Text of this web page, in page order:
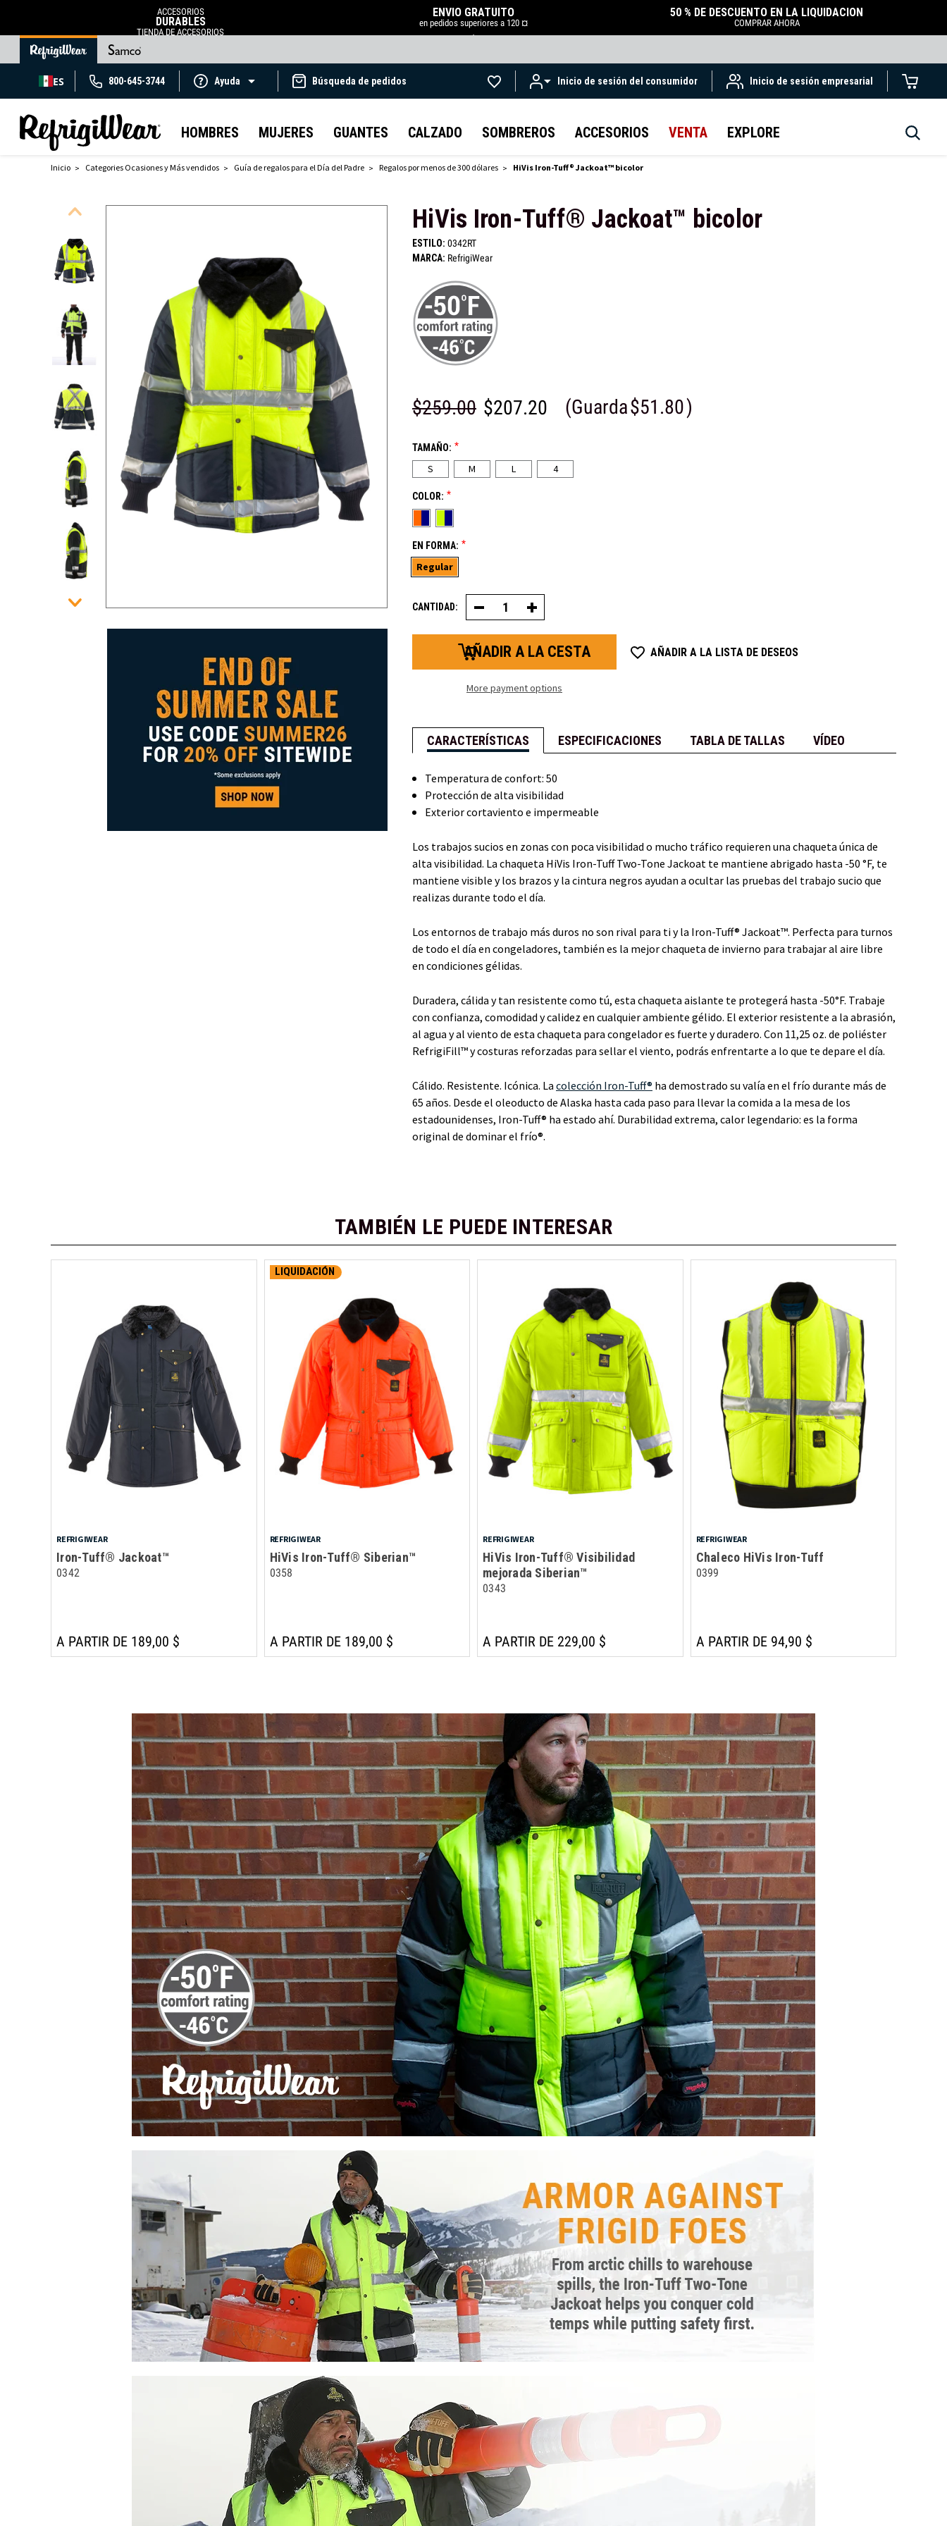
ACCESORIOS
DURABLES
TIENDA DE ACCESORIOS
ENVÍO GRATUITO
en pedidos superiores a 120 ¤
.
50 % DE DESCUENTO EN LA LIQUIDACIÓN
COMPRAR AHORA
ES 800-645-3744 Ayuda Búsqueda de pedidos Inicio de sesión del consumidor Inicio de sesión empresarial
HOMBRES MUJERES GUANTES CALZADO SOMBREROS ACCESORIOS VENTA EXPLORE
Inicio Categories Ocasiones y Más vendidos Guía de regalos para el Día del Padre Regalos por menos de 300 dólares HiVis Iron-Tuff® Jackoat™ bicolor
HiVis Iron-Tuff® Jackoat™ bicolor
ESTILO: 0342RT
MARCA: RefrigiWear
$259.00 $207.20 (Guarda$51.80)
TAMAÑO: *
S M L 4
COLOR: *
EN FORMA: *
Regular
CANTIDAD: Disminuir
la
cantidad
de
HiVis
Tuff®
Tone
Aumentar
la
cantidad
HiVis
Tuff®
Tone
More payment options
AÑADIR A LA LISTA DE DESEOS
CARACTERÍSTICAS ESPECIFICACIONES TABLA DE TALLAS VÍDEO
Temperatura de confort: 50
Protección de alta visibilidad
Exterior cortaviento e impermeable
Los trabajos sucios en zonas con poca visibilidad o mucho tráfico requieren una chaqueta única de
alta visibilidad. La chaqueta HiVis Iron-Tuff Two-Tone Jackoat te mantiene abrigado hasta -50 °F, te
mantiene visible y los brazos y la cintura negros ayudan a ocultar las pruebas del trabajo sucio que
realizas durante todo el día.
Los entornos de trabajo más duros no son rival para ti y la Iron-Tuff® Jackoat™. Perfecta para turnos
de todo el día en congeladores, también es la mejor chaqueta de invierno para trabajar al aire libre
en condiciones gélidas.
Duradera, cálida y tan resistente como tú, esta chaqueta aislante te protegerá hasta -50°F. Trabaje
con confianza, comodidad y calidez en cualquier ambiente gélido. El exterior resistente a la abrasión,
al agua y al viento de esta chaqueta para congelador es fuerte y duradero. Con 11,25 oz. de poliéster
RefrigiFill™ y costuras reforzadas para sellar el viento, podrás enfrentarte a lo que te depare el día.
Cálido. Resistente. Icónica. La colección Iron-Tuff® ha demostrado su valía en el frío durante más de
65 años. Desde el oleoducto de Alaska hasta cada paso para llevar la comida a la mesa de los
estadounidenses, Iron-Tuff® ha estado ahí. Durabilidad extrema, calor legendario: es la forma
original de dominar el frío®.
TAMBIÉN LE PUEDE INTERESAR
REFRIGIWEAR
Iron-Tuff® Jackoat™
0342
A PARTIR DE 189,00 $
LIQUIDACIÓN
REFRIGIWEAR
HiVis Iron-Tuff® Siberian™
0358
A PARTIR DE 189,00 $
REFRIGIWEAR
HiVis Iron-Tuff® Visibilidad
mejorada Siberian™
0343
A PARTIR DE 229,00 $
REFRIGIWEAR
Chaleco HiVis Iron-Tuff
0399
A PARTIR DE 94,90 $